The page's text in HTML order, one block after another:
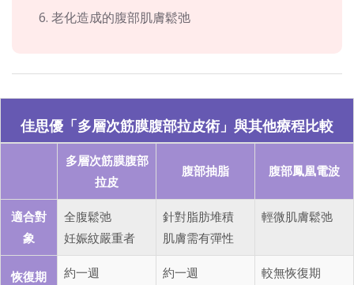
老化造成的腹部肌膚鬆弛
佳思優「多層次筋膜腹部拉皮術」與其他療程比較
多層次筋膜腹部
拉皮
腹部抽脂 腹部鳳凰電波
適合對
象
全腹鬆弛
妊娠紋嚴重者
針對脂肪堆積
肌膚需有彈性
輕微肌膚鬆弛
恢復期 約一週 約一週 較無恢復期